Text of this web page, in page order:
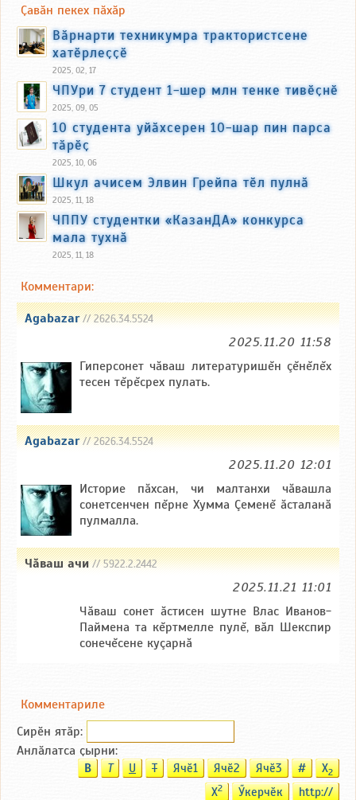
Ҫавӑн пекех пӑхӑр
Вӑрнарти техникумра трактористсене
хатӗрлеҫҫӗ
2025, 02, 17
ЧПУри 7 студент 1-шер млн тенке тивӗҫнӗ
2025, 09, 05
10 студента уйӑхсерен 10-шар пин парса
тӑрӗҫ
2025, 10, 06
Шкул ачисем Элвин Грейпа тӗл пулнӑ
2025, 11, 18
ЧППУ студентки «КазанДА» конкурса
мала тухнӑ
2025, 11, 18
Комментари:
Agabazar// 2626.34.5524
2025.11.20 11:58
Гиперсонет чăваш литературишĕн çĕнĕлĕх
тесен тĕрĕсрех пулать.
Agabazar// 2626.34.5524
2025.11.20 12:01
Историе пăхсан, чи малтанхи чăвашла
сонетсенчен пĕрне Хумма Çеменĕ ăсталанă
пулмалла.
Чăваш ачи// 5922.2.2442
2025.11.21 11:01
Чăваш сонет ăстисен шутне Влас Иванов-
Паймена та кĕртмелле пулĕ, вăл Шекспир
сонечĕсене куçарнă
Комментариле
Сирӗн ятӑp:
Анлӑлатса ҫырни:
B T U T Ячӗ1 Ячӗ2 Ячӗ3 # X2
X2 Ӳкерчӗк http://